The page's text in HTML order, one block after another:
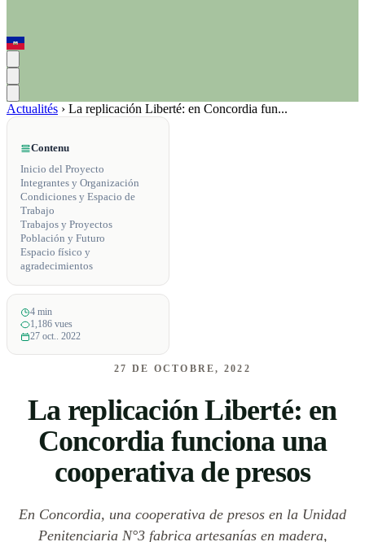
Actualités › La replicación Liberté: en Concordia fun...
Contenu
Inicio del Proyecto
Integrantes y Organización
Condiciones y Espacio de
Trabajo
Trabajos y Proyectos
Población y Futuro
Espacio físico y
agradecimientos
4 min
1,186 vues
27 oct.. 2022
27 DE OCTOBRE, 2022
La replicación Liberté: en
Concordia funciona una
cooperativa de presos
En Concordia, una cooperativa de presos en la Unidad
Penitenciaria N°3 fabrica artesanías en madera,